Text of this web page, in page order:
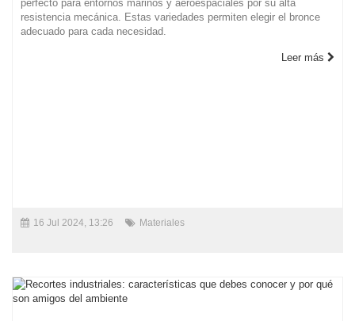
perfecto para entornos marinos y aeroespaciales por su alta
resistencia mecánica. Estas variedades permiten elegir el bronce
adecuado para cada necesidad.
Leer más
16 Jul 2024, 13:26 Materiales